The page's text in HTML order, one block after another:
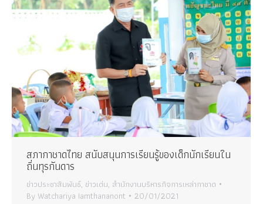
สภากาชาดไทย สนับสนุนการเรียนรู้ของเด็กนักเรียนใน
ถิ่นทุรกันดาร
ข่าวประชาสัมพันธ์, ข่าวเด่น, สำนักงานบริหารกิจการเหล่ากาชาด
By Watchariya Iamthananont 20/01/2021